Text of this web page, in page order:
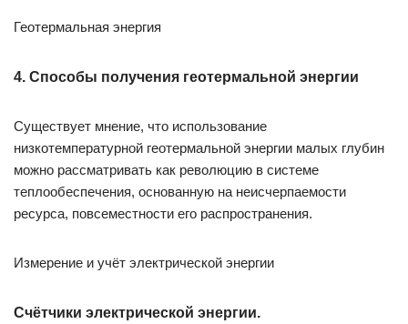
Геотермальная энергия
4. Способы получения геотермальной энергии
Существует мнение, что использование
низкотемпературной геотермальной энергии малых глубин
можно рассматривать как революцию в системе
теплообеспечения, основанную на неисчерпаемости
ресурса, повсеместности его распространения.
Измерение и учёт электрической энергии
Счётчики электрической энергии.